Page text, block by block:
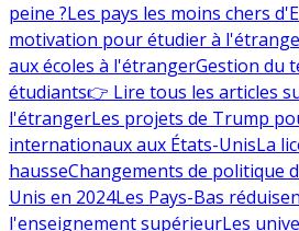
peine ?Les pays les moins chers
motivation pour étudier à
aux écoles à l'étrangerGestion du
étudiants👉 Lire tous les articles
l'étrangerLes projets de Trump
internationaux aux États-UnisLa
hausseChangements de politique
Unis en 2024Les Pays-Bas
l'enseignement supérieurLes